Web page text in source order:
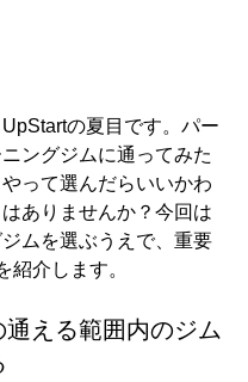
の夏目です。パー
ングジムに通ってみた
って選んだらいいかわ
ありませんか？今回は
ジムを選ぶうえで、重要
紹介します。
通える範囲内のジム